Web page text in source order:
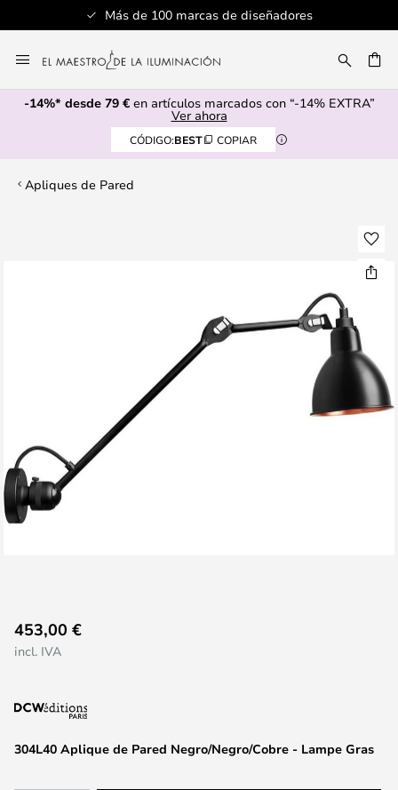
Más de 100 marcas de diseñadores
al
contenido
-14%* desde 79 €en artículos marcados con “-14% EXTRA”
Ver ahora
CÓDIGO:BEST COPIAR
Apliques de Pared
al
comienzo
la
de304L40 Aplique de Pared Negro/Negro/Cobre - Lampe Gras
453,00 €
incl. IVA